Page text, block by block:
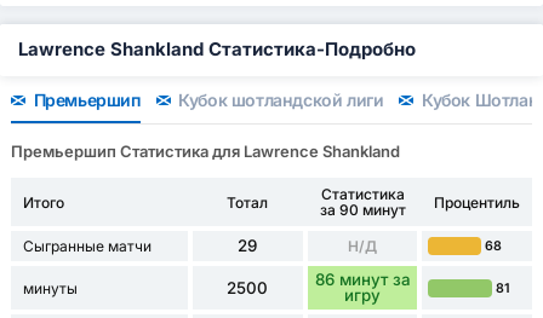
Lawrence Shankland Статистика-Подробно
Премьершип Кубок шотландской лиги Кубок
Премьершип Статистика для Lawrence Shankland
Итого Тотал
Статистика
за 90 минут
Процентиль
Сыгранные матчи 29 Н/Д 68
минуты 2500
86 минут за
игру
81